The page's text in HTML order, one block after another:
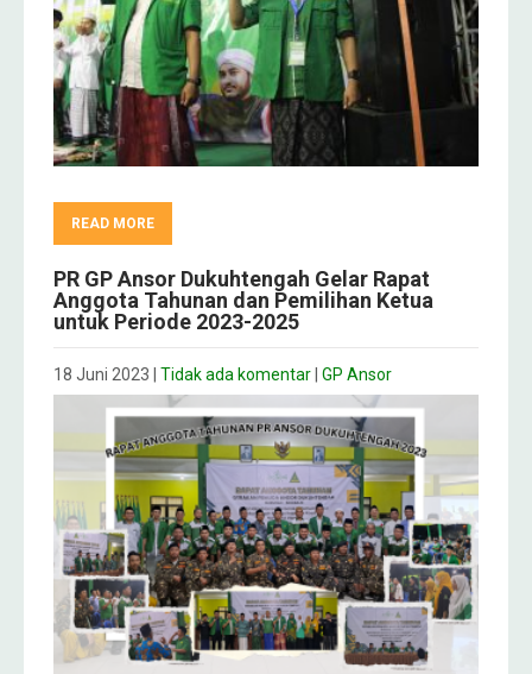
READ MORE
PR GP Ansor Dukuhtengah Gelar Rapat
Anggota Tahunan dan Pemilihan Ketua
untuk Periode 2023-2025
18 Juni 2023 Tidak ada komentar GP Ansor